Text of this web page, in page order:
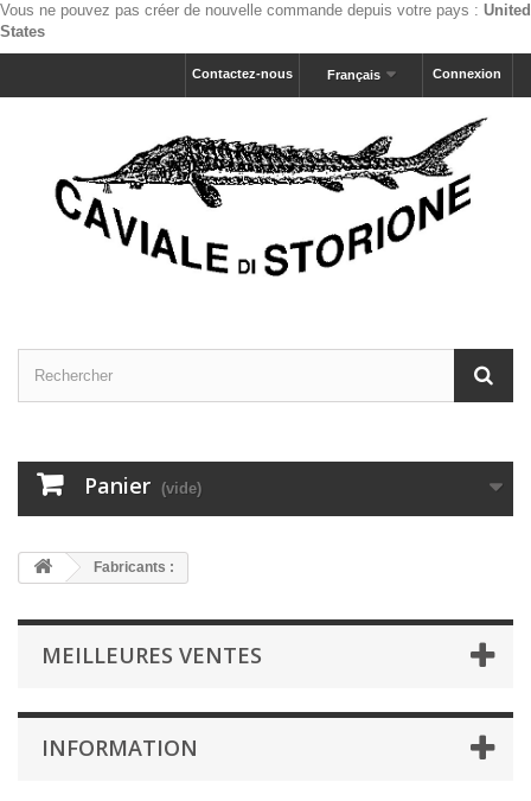
Vous ne pouvez pas créer de nouvelle commande depuis votre pays : United
States
Connexion
Français
Contactez-nous
Panier (vide)
Fabricants :
MEILLEURES VENTES
INFORMATION